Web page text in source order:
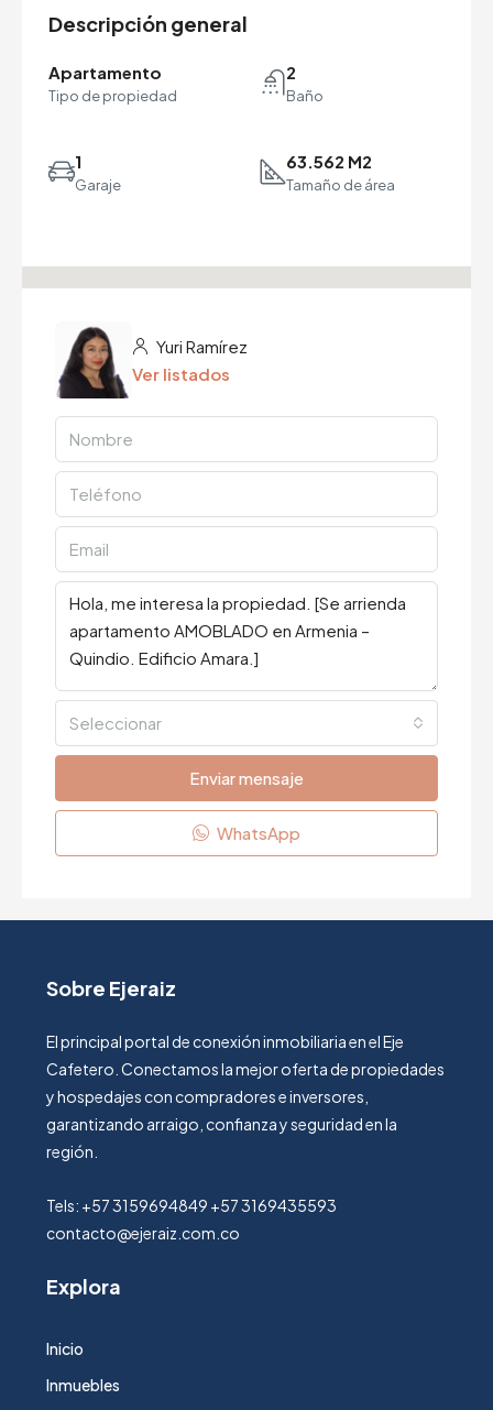
Descripción general
Apartamento
Tipo de propiedad
2
Baño
1
Garaje
63.562 M2
Tamaño de área
Yuri Ramírez
Ver listados
Seleccionar
Enviar mensaje
WhatsApp
Sobre Ejeraiz
El principal portal de conexión inmobiliaria en el Eje
Cafetero. Conectamos la mejor oferta de propiedades
y hospedajes con compradores e inversores,
garantizando arraigo, confianza y seguridad en la
región.
Tels: +57 3159694849 +57 3169435593
contacto@ejeraiz.com.co
Explora
Inicio
Inmuebles